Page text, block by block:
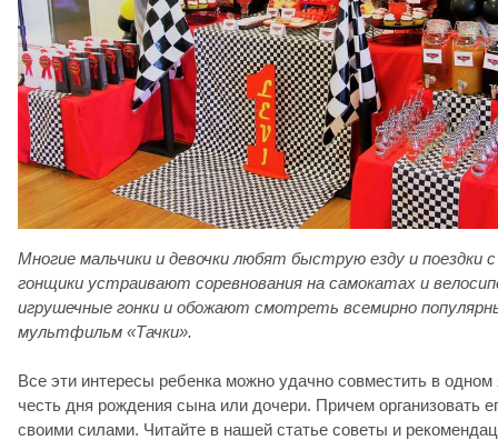
Многие мальчики и девочки любят быструю езду и поездки
гонщики устраивают соревнования на самокатах и
игрушечные гонки и обожают смотреть всемирно
мультфильм «Тачки».
Все эти интересы ребенка можно удачно совместить в
честь дня рождения сына или дочери. Причем организовать
своими силами. Читайте в нашей статье советы и